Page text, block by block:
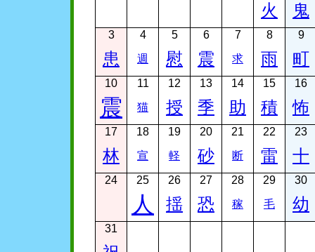
火 鬼
3
患
4
週
5
慰
6
震
7
求
8
雨
9
町
10
震
11
猫
12
授
13
季
14
助
15
積
16
怖
17
林
18
宣
19
軽
20
砂
21
断
22
雷
23
十
24 25
人
26
揺
27
恐
28
稼
29
毛
30
幼
31